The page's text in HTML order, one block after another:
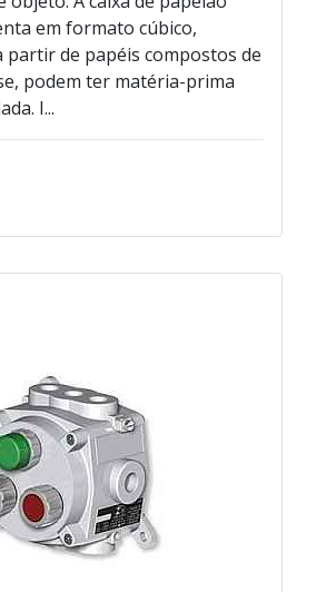
em formato cúbico,
partir de papéis compostos de
podem ter matéria-prima
I...